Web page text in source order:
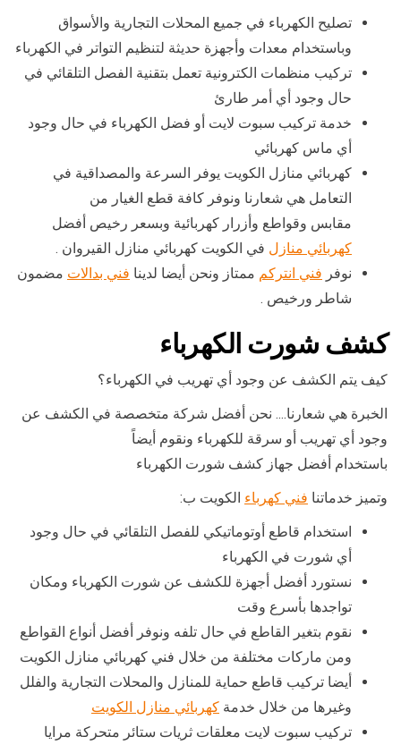
تصليح الكهرباء في جميع المحلات التجارية والأسواق
وباستخدام معدات وأجهزة حديثة لتنظيم التواتر في الكهرباء
تركيب منظمات الكترونية تعمل بتقنية الفصل التلقائي في
حال وجود أي أمر طارئ
خدمة تركيب سبوت لايت أو فضل الكهرباء في حال وجود
أي ماس كهربائي
كهربائي منازل الكويت يوفر السرعة والمصداقية في
التعامل هي شعارنا ونوفر كافة قطع الغيار من
مقابس وقواطع وأزرار كهربائية وبسعر رخيص أفضل
كهربائي منازل في الكويت كهربائي منازل القيروان .
نوفر فني انتركم ممتاز ونحن أيضا لدينا فني بدالات مضمون
شاطر ورخيص .
كشف شورت الكهرباء
كيف يتم الكشف عن وجود أي تهريب في الكهرباء؟
الخبرة هي شعارنا…. نحن أفضل شركة متخصصة في الكشف عن
وجود أي تهريب أو سرقة للكهرباء ونقوم أيضاً
باستخدام أفضل جهاز كشف شورت الكهرباء
وتميز خدماتنا فني كهرباء الكويت ب:
استخدام قاطع أوتوماتيكي للفصل التلقائي في حال وجود
أي شورت في الكهرباء
نستورد أفضل أجهزة للكشف عن شورت الكهرباء ومكان
تواجدها بأسرع وقت
نقوم بتغير القاطع في حال تلفه ونوفر أفضل أنواع القواطع
ومن ماركات مختلفة من خلال فني كهربائي منازل الكويت
أيضا تركيب قاطع حماية للمنازل والمحلات التجارية والفلل
وغيرها من خلال خدمة كهربائي منازل الكويت
تركيب سبوت لايت معلقات ثريات ستائر متحركة مرايا